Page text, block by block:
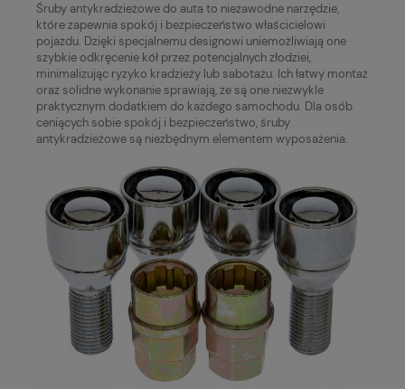
Śruby antykradzieżowe do auta to niezawodne narzędzie,
które zapewnia spokój i bezpieczeństwo właścicielowi
pojazdu. Dzięki specjalnemu designowi uniemożliwiają one
szybkie odkręcenie kół przez potencjalnych złodziei,
minimalizując ryzyko kradzieży lub sabotażu. Ich łatwy montaż
oraz solidne wykonanie sprawiają, że są one niezwykle
praktycznym dodatkiem do każdego samochodu. Dla osób
ceniących sobie spokój i bezpieczeństwo, śruby
antykradzieżowe są niezbędnym elementem wyposażenia.